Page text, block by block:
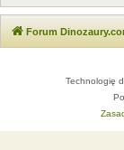
Forum
Technologię